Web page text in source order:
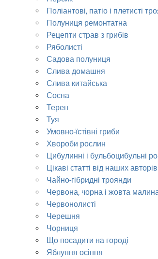
Поліантові, патіо і плетисті
Полуниця ремонтатна
Рецепти страв з грибів
Ряболисті
Садова полуниця
Слива домашня
Слива китайська
Сосна
Терен
Туя
Умовно-їстівні гриби
Хвороби рослин
Цибулинні і бульбоцибульні
Цікаві статті від наших авторів
Чайно-гібридні троянди
Червона, чорна і жовта
Червонолисті
Черешня
Чорниця
Що посадити на городі
Яблуння осіння